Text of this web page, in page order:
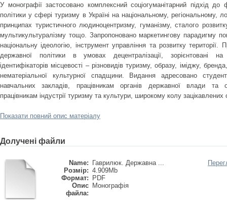
У монографії застосовано комплексний соціогуманітарний підхід до
політики у сфері туризму в Україні на національному, регіональному,
принципах туристичного людиноцентризму, гуманізму, сталого
мультикультуралізму тощо. Запропоновано маркетингову парадигму
національну ідеологію, інструмент управління та розвитку території.
державної політики в умовах децентралізації, зорієнтовані
ідентифікаторів місцевості – різновидів туризму, образу, іміджу,
нематеріальної культурної спадщини. Видання адресовано
навчальних закладів, працівникам органів державної влади та
працівникам індустрії туризму та культури, широкому колу зацікавлених
Показати повний опис матеріалу
Долучені файли
Name:
Гаврилюк. Державна ...
Розмір: 4.909Mb
Формат:
PDF
Опис
файла:
Монографія